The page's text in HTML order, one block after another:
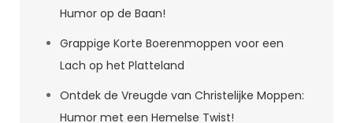
Humor op de Baan!
Grappige Korte Boerenmoppen voor een
Lach op het Platteland
Ontdek de Vreugde van Christelijke Moppen:
Humor met een Hemelse Twist!